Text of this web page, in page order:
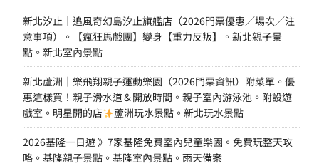
新北汐止｜追風奇幻島汐止旗艦店（2026門票優惠／場次／注
意事項）。【瘋狂馬戲團】變身【重力反叛】。新北親子景
點。新北室內景點
新北蘆洲｜樂飛翔親子運動樂園（2026門票資訊）附菜單。優
惠這樣買！親子滑水道＆開放時間。親子室內游泳池。附設遊
戲室。明星開的店
蘆洲玩水景點。新北玩水景點
2026基隆一日遊 》7家基隆免費室內兒童樂園。免費玩整天攻
略。基隆親子景點。基隆室內景點。雨天備案